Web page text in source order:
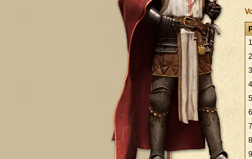
1
2
3
4
5
6
7
8
9